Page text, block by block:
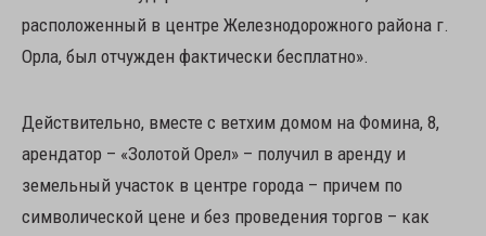
расположенный в центре Железнодорожного района г.
Орла, был отчужден фактически бесплатно».
Действительно, вместе с ветхим домом на Фомина, 8,
арендатор – «Золотой Орел» – получил в аренду и
земельный участок в центре города – причем по
символической цене и без проведения торгов – как